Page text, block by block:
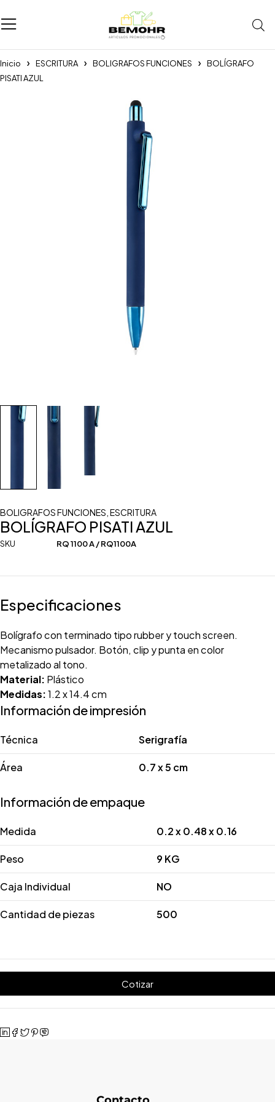
Inicio ESCRITURA BOLIGRAFOS FUNCIONES
BOLÍGRAFO
PISATI AZUL
BOLIGRAFOS FUNCIONES ESCRITURA
BOLÍGRAFO PISATI AZUL
SKU RQ 1100 A / RQ1100A
Especificaciones
Bolígrafo con terminado tipo rubber y touch screen.
Mecanismo pulsador. Botón, clip y punta en color
metalizado al tono.
Material: Plástico
Medidas:1.2 x 14.4 cm
Información de impresión
Técnica Serigrafía
Área 0.7 x 5 cm
Información de empaque
Medida 0.2 x 0.48 x 0.16
Peso 9 KG
Caja Individual NO
Cantidad de piezas 500
Cotizar